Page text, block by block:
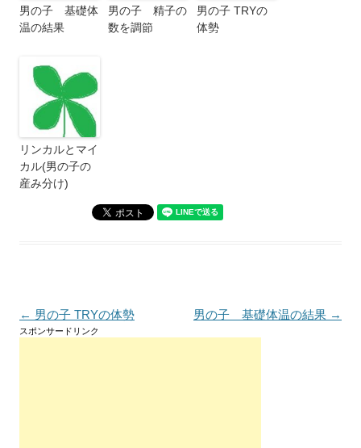
男の子 基礎体
温の結果
男の子 精子の
数を調節
男の子 TRYの
体勢
リンカルとマイ
カル(男の子の
産み分け)
投
稿
← 男の子 TRYの体勢 男の子 基礎体温の結果 →
スポンサードリンク